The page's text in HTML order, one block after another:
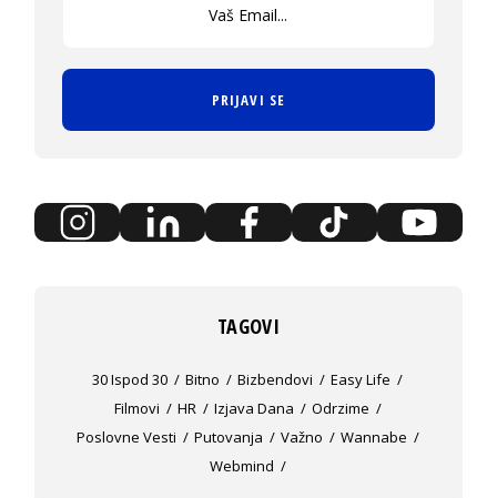
PRIJAVI SE
TAGOVI
30 Ispod 30 Bitno Bizbendovi
Easy Life
Filmovi
HR Izjava Dana
Odrzime
Poslovne Vesti
Putovanja Važno
Wannabe
Webmind